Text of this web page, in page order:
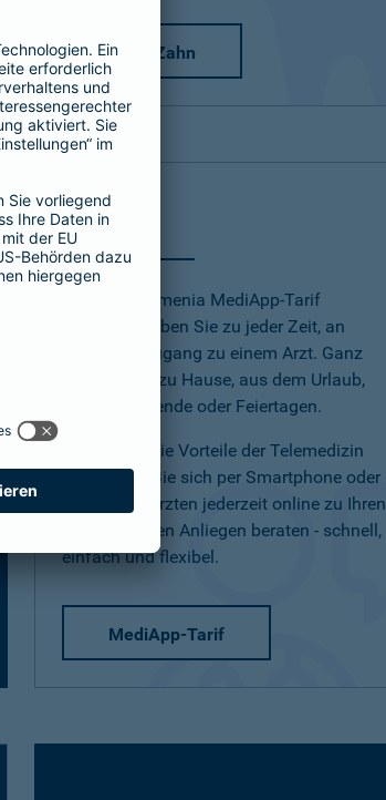
Mehr Zahn
Telearzt
Mit dem Barmenia MediApp-Tarif
(Telearzt) haben Sie zu jeder Zeit, an
jedem Ort Zugang zu einem Arzt. Ganz
einfach von zu Hause, aus dem Urlaub,
am Wochenende oder Feiertagen.
Nutzen Sie die Vorteile der Telemedizin
und lassen Sie sich per Smartphone oder
Tablet von Ärzten jederzeit online zu Ihren
medizinischen Anliegen beraten - schnell,
einfach und flexibel.
MediApp-Tarif